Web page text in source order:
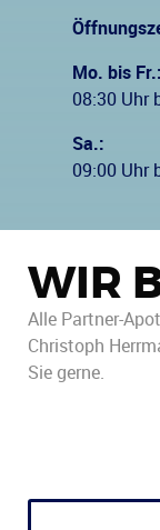
Mo. bis Fr.:
08:30 Uhr
Sa.:
09:00 Uhr
WIR
Alle Partner-
Christoph
Sie gerne.